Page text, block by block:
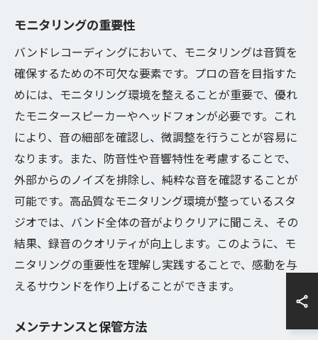
モニタリングの重要性
バンドレコーディングにおいて、モニタリングは音質を
確保するための不可欠な要素です。プロの音を目指すた
めには、モニタリング環境を整えることが重要で、優れ
たモニタースピーカーやヘッドフォンが必要です。これ
により、音の細部を確認し、微調整を行うことが容易に
なります。また、防音性や音響特性を考慮することで、
外部からのノイズを排除し、純粋な音を確認することが
可能です。高品質なモニタリング環境が整っているスタ
ジオでは、バンド全体の音がよりクリアに聞こえ、その
結果、録音のクオリティが向上します。このように、モ
ニタリングの重要性を理解し実践することで、感動を与
えるサウンドを作り上げることができます。
メンテナンスと保管方法